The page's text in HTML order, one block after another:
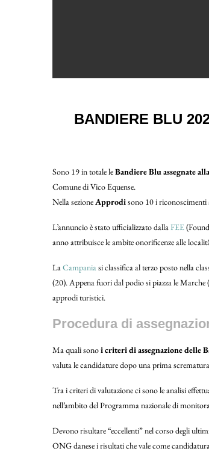
BANDIERE BLU
Sono 19 in totale leBandiere Blu assegnate
Comune di Vico Equense.
Nella sezioneApprodisono 10 i
L’annuncio è stato ufficializzato dallaFEE
anno attribuisce le ambite onorificenze alle
LaCampaniasi classifica al terzo posto nella
(20). Appena fuori dal podio si piazza le
approdi turistici.
Procedura di
Ma quali sonoi criteri di assegnazione delle
valuta le candidature dopo una prima
Tra i criteri di valutazione ci sono le analisi
nell’ambito del Programma nazionale di
Devono risultare “eccellenti” nel corso degli
ONG danese i risultati che vale come